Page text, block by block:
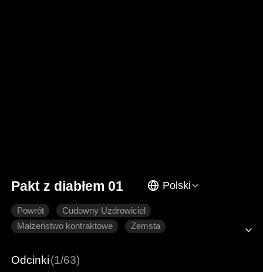
Pakt z diabłem 01 Polski
Powrót
Cudowny Uzdrowiciel
Małżeństwo kontraktowe
Zemsta
Odcinki(1/63)